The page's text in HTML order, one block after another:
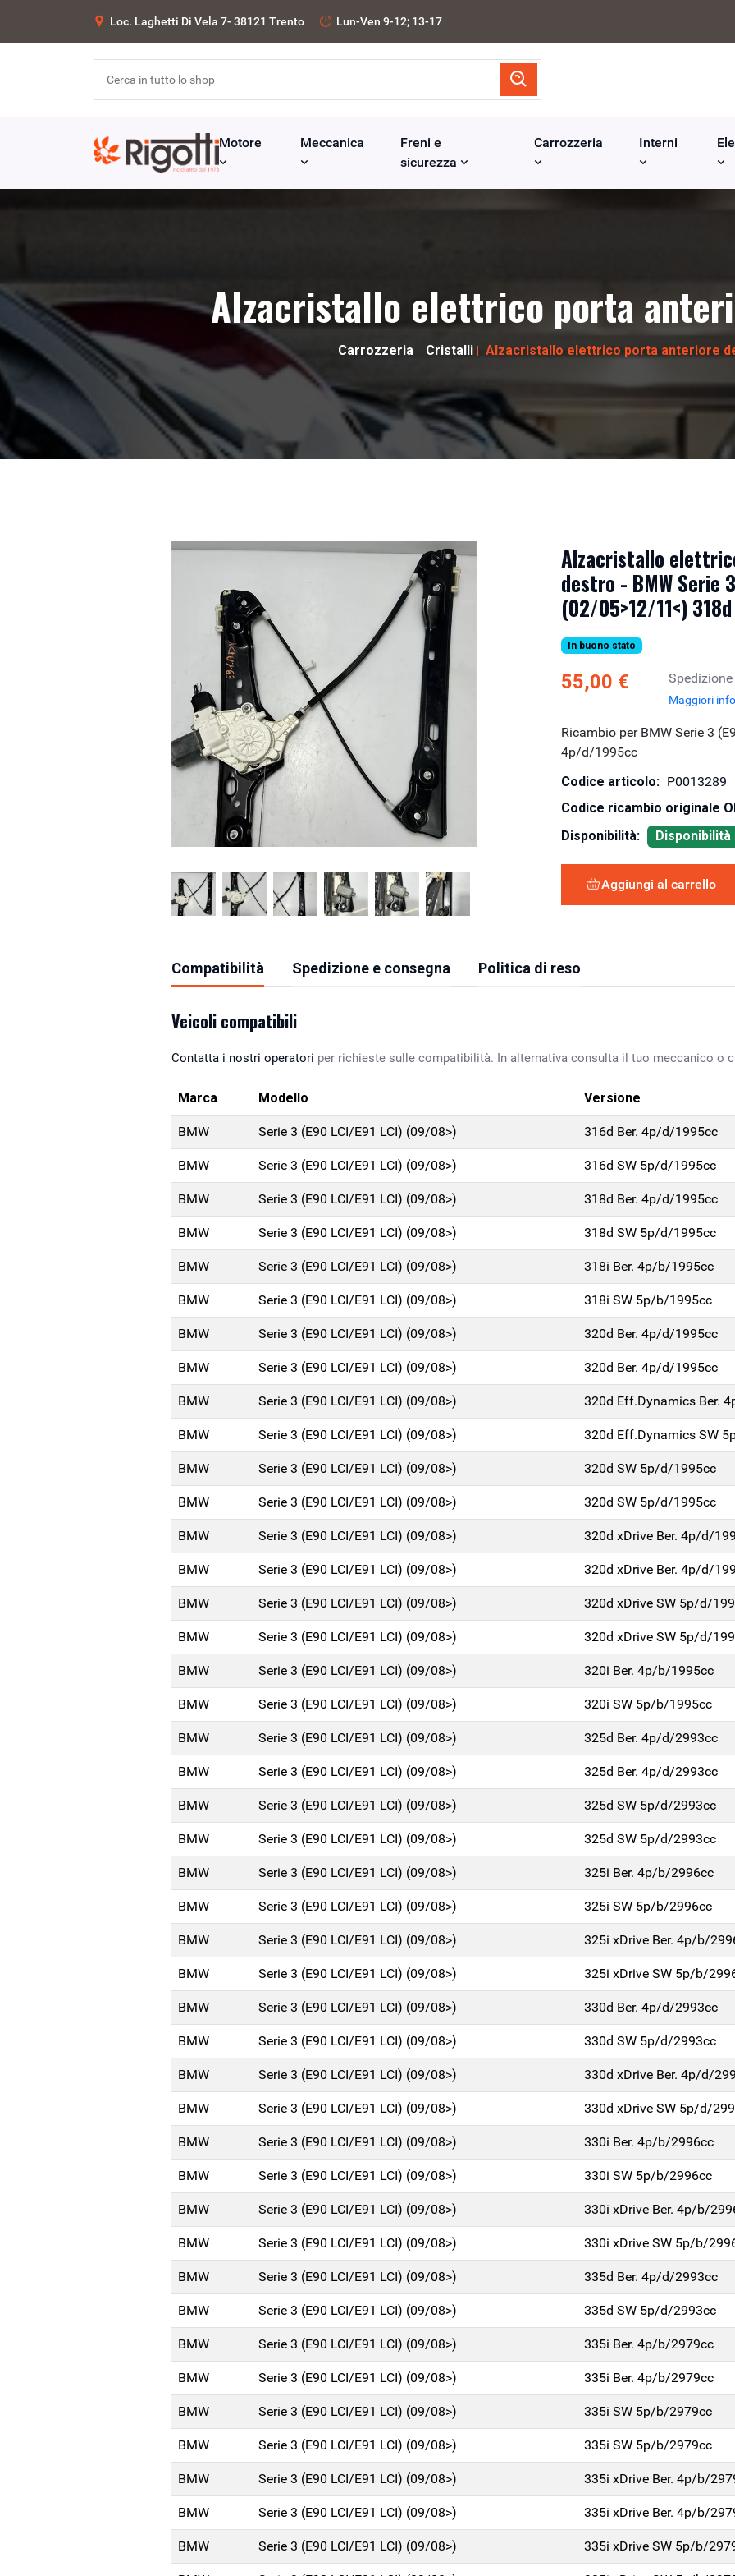
Loc. Laghetti Di Vela 7- 38121 Trento Lun-Ven 9-12; 13-17
Motore Meccanica
Freni e
sicurezza
Carrozzeria Interni
Alzacristallo elettrico porta
Carrozzeria Cristalli Alzacristallo elettrico porta anteriore
Alzacristallo
destro - BMW Serie
(02/05>12/11<)
In buono stato
55,00 €
Maggiori
Ricambio per BMW Serie 3
4p/d/1995cc
Codice articolo: P0013289
Codice ricambio originale
Disponibilità:
Aggiungi al carrello
Compatibilità Spedizione e consegna Politica di reso
Veicoli compatibili
Contatta i nostri operatori per richieste sulle compatibilità. In alternativa consulta il tuo meccanico o
Marca Modello Versione
BMW Serie 3 (E90 LCI/E91 LCI) (09/08>) 316d Ber. 4p/d/1995cc
BMW Serie 3 (E90 LCI/E91 LCI) (09/08>) 316d SW 5p/d/1995cc
BMW Serie 3 (E90 LCI/E91 LCI) (09/08>) 318d Ber. 4p/d/1995cc
BMW Serie 3 (E90 LCI/E91 LCI) (09/08>) 318d SW 5p/d/1995cc
BMW Serie 3 (E90 LCI/E91 LCI) (09/08>) 318i Ber. 4p/b/1995cc
BMW Serie 3 (E90 LCI/E91 LCI) (09/08>) 318i SW 5p/b/1995cc
BMW Serie 3 (E90 LCI/E91 LCI) (09/08>) 320d Ber. 4p/d/1995cc
BMW Serie 3 (E90 LCI/E91 LCI) (09/08>) 320d Ber. 4p/d/1995cc
BMW Serie 3 (E90 LCI/E91 LCI) (09/08>) 320d Eff.Dynamics Ber.
BMW Serie 3 (E90 LCI/E91 LCI) (09/08>) 320d Eff.Dynamics SW
BMW Serie 3 (E90 LCI/E91 LCI) (09/08>) 320d SW 5p/d/1995cc
BMW Serie 3 (E90 LCI/E91 LCI) (09/08>) 320d SW 5p/d/1995cc
BMW Serie 3 (E90 LCI/E91 LCI) (09/08>) 320d xDrive Ber. 4p/d/
BMW Serie 3 (E90 LCI/E91 LCI) (09/08>) 320d xDrive Ber. 4p/d/
BMW Serie 3 (E90 LCI/E91 LCI) (09/08>) 320d xDrive SW 5p/d/
BMW Serie 3 (E90 LCI/E91 LCI) (09/08>) 320d xDrive SW 5p/d/
BMW Serie 3 (E90 LCI/E91 LCI) (09/08>) 320i Ber. 4p/b/1995cc
BMW Serie 3 (E90 LCI/E91 LCI) (09/08>) 320i SW 5p/b/1995cc
BMW Serie 3 (E90 LCI/E91 LCI) (09/08>) 325d Ber. 4p/d/2993cc
BMW Serie 3 (E90 LCI/E91 LCI) (09/08>) 325d Ber. 4p/d/2993cc
BMW Serie 3 (E90 LCI/E91 LCI) (09/08>) 325d SW 5p/d/2993cc
BMW Serie 3 (E90 LCI/E91 LCI) (09/08>) 325d SW 5p/d/2993cc
BMW Serie 3 (E90 LCI/E91 LCI) (09/08>) 325i Ber. 4p/b/2996cc
BMW Serie 3 (E90 LCI/E91 LCI) (09/08>) 325i SW 5p/b/2996cc
BMW Serie 3 (E90 LCI/E91 LCI) (09/08>) 325i xDrive Ber. 4p/b/
BMW Serie 3 (E90 LCI/E91 LCI) (09/08>) 325i xDrive SW 5p/b/
BMW Serie 3 (E90 LCI/E91 LCI) (09/08>) 330d Ber. 4p/d/2993cc
BMW Serie 3 (E90 LCI/E91 LCI) (09/08>) 330d SW 5p/d/2993cc
BMW Serie 3 (E90 LCI/E91 LCI) (09/08>) 330d xDrive Ber. 4p/d/
BMW Serie 3 (E90 LCI/E91 LCI) (09/08>) 330d xDrive SW 5p/d/
BMW Serie 3 (E90 LCI/E91 LCI) (09/08>) 330i Ber. 4p/b/2996cc
BMW Serie 3 (E90 LCI/E91 LCI) (09/08>) 330i SW 5p/b/2996cc
BMW Serie 3 (E90 LCI/E91 LCI) (09/08>) 330i xDrive Ber. 4p/b/
BMW Serie 3 (E90 LCI/E91 LCI) (09/08>) 330i xDrive SW 5p/b/
BMW Serie 3 (E90 LCI/E91 LCI) (09/08>) 335d Ber. 4p/d/2993cc
BMW Serie 3 (E90 LCI/E91 LCI) (09/08>) 335d SW 5p/d/2993cc
BMW Serie 3 (E90 LCI/E91 LCI) (09/08>) 335i Ber. 4p/b/2979cc
BMW Serie 3 (E90 LCI/E91 LCI) (09/08>) 335i Ber. 4p/b/2979cc
BMW Serie 3 (E90 LCI/E91 LCI) (09/08>) 335i SW 5p/b/2979cc
BMW Serie 3 (E90 LCI/E91 LCI) (09/08>) 335i SW 5p/b/2979cc
BMW Serie 3 (E90 LCI/E91 LCI) (09/08>) 335i xDrive Ber. 4p/b/
BMW Serie 3 (E90 LCI/E91 LCI) (09/08>) 335i xDrive Ber. 4p/b/
BMW Serie 3 (E90 LCI/E91 LCI) (09/08>) 335i xDrive SW 5p/b/